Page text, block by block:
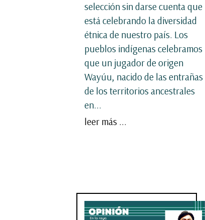
selección sin darse cuenta que
está celebrando la diversidad
étnica de nuestro país. Los
pueblos indígenas celebramos
que un jugador de origen
Wayúu, nacido de las entrañas
de los territorios ancestrales
en...
leer más ...